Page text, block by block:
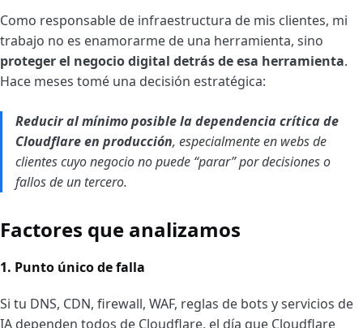
Como responsable de infraestructura de mis clientes, mi
trabajo no es enamorarme de una herramienta, sino
proteger el negocio digital detrás de esa herramienta.
Hace meses tomé una decisión estratégica:
Reducir al mínimo posible la dependencia crítica de
Cloudflare en producción, especialmente en webs de
clientes cuyo negocio no puede “parar” por decisiones o
fallos de un tercero.
Factores que analizamos
1. Punto único de falla
Si tu DNS, CDN, firewall, WAF, reglas de bots y servicios de
IA dependen todos de Cloudflare, el día que Cloudflare